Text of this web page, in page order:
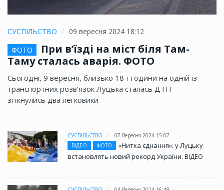
СУСПІЛЬСТВО
09 вересня 2024 18:12
ФОТО
При в’їзді на міст біля Там-
Таму сталась аварія. ФОТО
Сьогодні, 9 вересня, близько 18-ї години на одній із
транспортних розв’язок Луцька сталась ДТП —
зіткнулись два легковики
СУСПІЛЬСТВО
07 Вересня 2024 15:07
ВІДЕО
ФОТО
«Нитка єднання»: у Луцьку
встановлять новий рекорд України. ВІДЕО